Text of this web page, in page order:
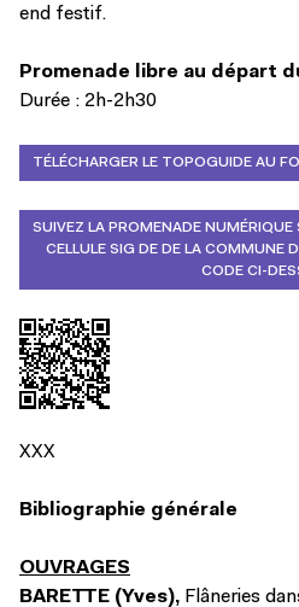
end festif.
Promenade libre au départ
Durée : 2h-2h30
TÉLÉCHARGER LE TOPOGUIDE AU
SUIVEZ LA PROMENADE NUMÉRIQUE
CELLULE SIG DE DE LA COMMUNE
CODE CI-
XXX
Bibliographie générale
OUVRAGES
BARETTE (Yves), Flâneries